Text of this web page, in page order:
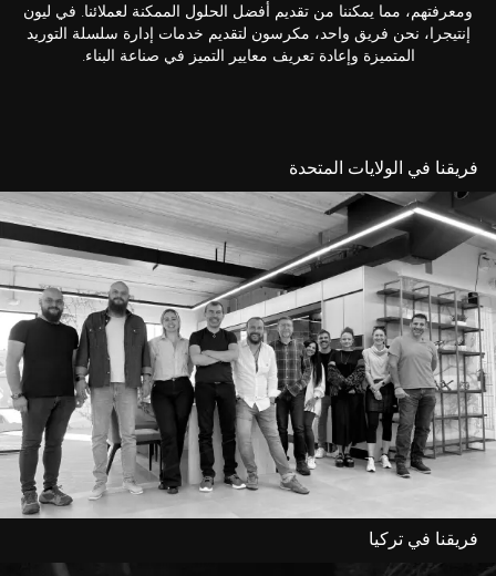
ومعرفتهم، مما يمكننا من تقديم أفضل الحلول الممكنة لعملائنا. في ليون
إنتيجرا، نحن فريق واحد، مكرسون لتقديم خدمات إدارة سلسلة التوريد
المتميزة وإعادة تعريف معايير التميز في صناعة البناء.
فريقنا في الولايات المتحدة
فريقنا في تركيا